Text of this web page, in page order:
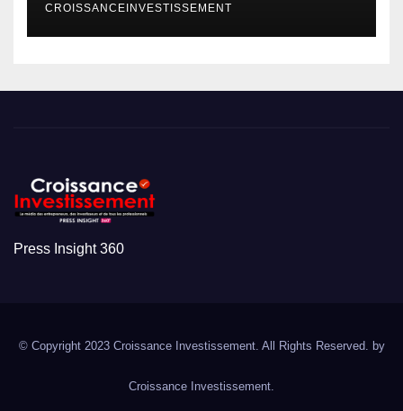
CROISSANCEINVESTISSEMENT
Press Insight 360
© Copyright 2023 Croissance Investissement. All Rights Reserved. by
Croissance Investissement.